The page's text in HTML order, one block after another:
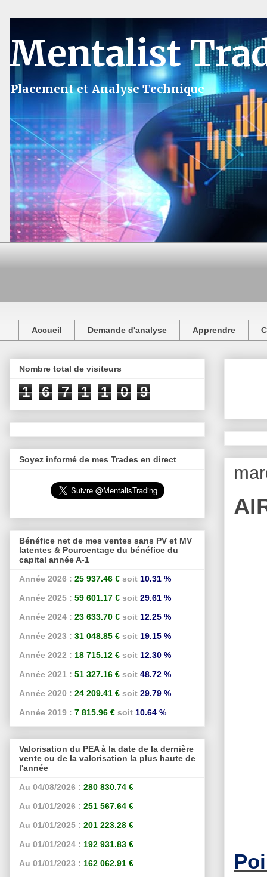
Mentalist
Placement et Analyse Technique
Accueil Demande d'analyse Apprendre
Nombre total de visiteurs
1 6 7 1 1 0 9
Soyez informé de mes Trades en direct
Bénéfice net de mes ventes sans PV et MV
latentes & Pourcentage du bénéfice du
capital année A-1
Année 2026 : 25 937.46 € soit 10.31 %
Année 2025 : 59 601.17 € soit 29.61 %
Année 2024 : 23 633.70 € soit 12.25 %
Année 2023 : 31 048.85 € soit 19.15 %
Année 2022 : 18 715.12 € soit 12.30 %
Année 2021 : 51 327.16 € soit 48.72 %
Année 2020 : 24 209.41 € soit 29.79 %
Année 2019 : 7 815.96 € soit 10.64 %
Valorisation du PEA à la date de la dernière
vente ou de la valorisation la plus haute de
l'année
Au 04/08/2026 : 280 830.74 €
Au 01/01/2026 : 251 567.64 €
Au 01/01/2025 : 201 223.28 €
Au 01/01/2024 : 192 931.83 €
Au 01/01/2023 : 162 062.91 €